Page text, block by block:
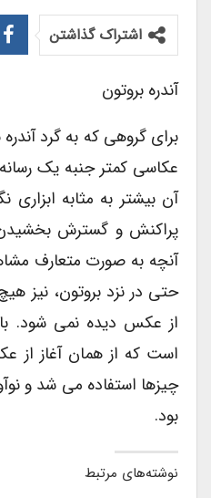
اشتراک گذاشتن
آندره بروتون
برای گروهی که به گرد
عکاسی کمتر جنبه یک
آن بیشتر به مثابه ابزاری
پراکنش و گسترش بخشیدن
آنچه به صورت متعارف
حتی در نزد بروتون، نیز هیچ
از عکس دیده نمی شود. با
است که از همان آغاز از
چیزها استفاده می شد و
بود.
نوشته‌های مرتبط